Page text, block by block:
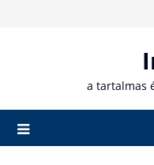
a tartalmas